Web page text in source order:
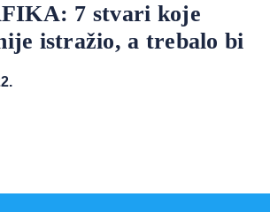
7 stvari koje
istražio, a trebalo bi